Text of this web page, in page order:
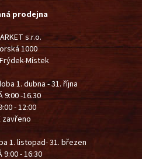
prodejna
s.r.o.
1000
Místek
1. dubna - 31. října
9:00 -16.30
- 12:00
zavřeno
1. listopad- 31. březen
9:00 - 16:30